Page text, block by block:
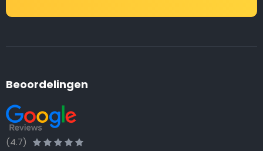
Beoordelingen
(4.7)